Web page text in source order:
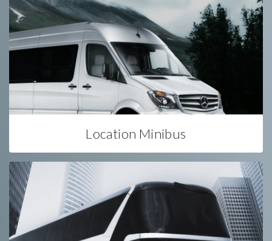
Location Minibus